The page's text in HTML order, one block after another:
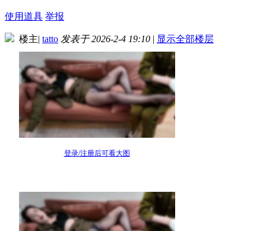
使用道具 举报
楼主| tatto 发表于 2026-2-4 19:10 | 显示全部楼层
登录/注册后可看大图